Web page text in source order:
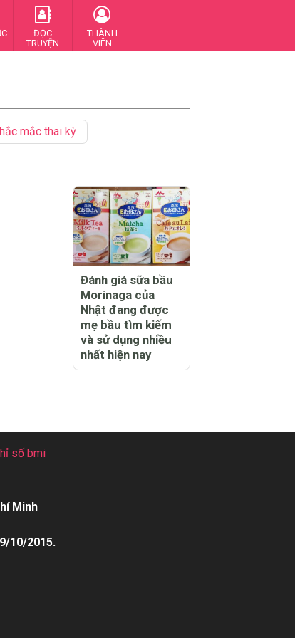
ĐỌC
TRUYỆN
THÀNH
VIÊN
mắc thai kỳ
Đánh giá sữa bầu
Morinaga của
Nhật đang được
mẹ bầu tìm kiếm
và sử dụng nhiều
nhất hiện nay
số bmi
Minh
10/2015.